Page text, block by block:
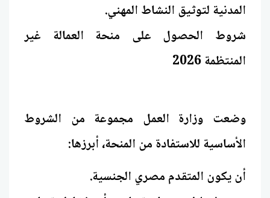
المدنية لتوثيق النشاط المهني.
شروط الحصول على منحة العمالة غير
المنتظمة 2026
وضعت وزارة العمل مجموعة من الشروط
الأساسية للاستفادة من المنحة، أبرزها:
أن يكون المتقدم مصري الجنسية.